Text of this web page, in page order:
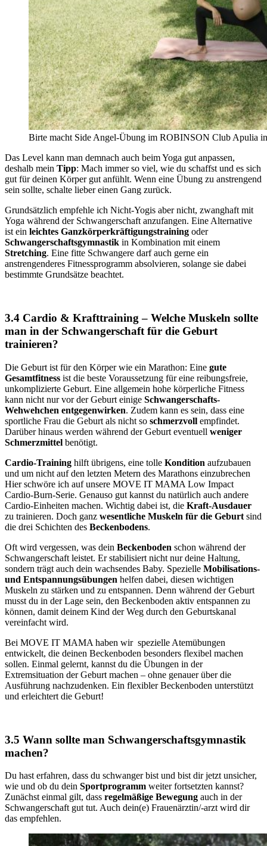
Birte macht Side Angel-Übung im ROBINSON Club Apulia
Das Level kann man demnach auch beim Yoga gut anpassen,
deshalb mein Tipp: Mach immer so viel, wie du schaffst und es sich
gut für deinen Körper gut anfühlt. Wenn eine Übung zu anstrengend
sein sollte, schalte lieber einen Gang zurück.
Grundsätzlich empfehle ich Nicht-Yogis aber nicht, zwanghaft mit
Yoga während der Schwangerschaft anzufangen. Eine Alternative
ist ein leichtes Ganzkörperkräftigungstraining oder
Schwangerschaftsgymnastik in Kombination mit einem
Stretching. Eine fitte Schwangere darf auch gerne ein
anstrengenderes Fitnessprogramm absolvieren, solange sie dabei
bestimmte Grundsätze beachtet.
3.4 Cardio & Krafttraining – Welche Muskeln sollte
man in der Schwangerschaft für die Geburt
trainieren?
Die Geburt ist für den Körper wie ein Marathon: Eine gute
Gesamtfitness ist die beste Voraussetzung für eine reibungsfreie,
unkomplizierte Geburt. Eine allgemein hohe körperliche Fitness
kann nicht nur vor der Geburt einige Schwangerschafts-
Wehwehchen entgegenwirken. Zudem kann es sein, dass eine
sportliche Frau die Geburt als nicht so schmerzvoll empfindet.
Darüber hinaus werden während der Geburt eventuell weniger
Schmerzmittel benötigt.
Cardio-Training hilft übrigens, eine tolle Kondition aufzubauen
und um nicht auf den letzten Metern des Marathons einzubrechen
Hier schwöre ich auf unsere MOVE IT MAMA Low Impact
Cardio-Burn-Serie. Genauso gut kannst du natürlich auch andere
Cardio-Einheiten machen. Wichtig dabei ist, die Kraft-Ausdauer
zu trainieren. Doch ganz wesentliche Muskeln für die Geburt sind
die drei Schichten des Beckenbodens.
Oft wird vergessen, was dein Beckenboden schon während der
Schwangerschaft leistet. Er stabilisiert nicht nur deine Haltung,
sondern trägt auch dein wachsendes Baby. Spezielle Mobilisations-
und Entspannungsübungen helfen dabei, diesen wichtigen
Muskeln zu stärken und zu entspannen. Denn während der Geburt
musst du in der Lage sein, den Beckenboden aktiv entspannen zu
können, damit deinem Kind der Weg durch den Geburtskanal
vereinfacht wird.
Bei MOVE IT MAMA haben wir spezielle Atemübungen
entwickelt, die deinen Beckenboden besonders flexibel machen
sollen. Einmal gelernt, kannst du die Übungen in der
Extremsituation der Geburt machen – ohne genauer über die
Ausführung nachzudenken. Ein flexibler Beckenboden unterstützt
und erleichtert die Geburt!
3.5 Wann sollte man Schwangerschaftsgymnastik
machen?
Du hast erfahren, dass du schwanger bist und bist dir jetzt unsicher,
wie und ob du dein Sportprogramm weiter fortsetzten kannst?
Zunächst einmal gilt, dass regelmäßige Bewegung auch in der
Schwangerschaft gut tut. Auch dein(e) Frauenärztin/-arzt wird dir
das empfehlen.